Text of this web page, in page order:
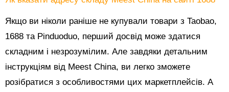
Якщо ви ніколи раніше не купували товари з Taobao,
1688 та Pinduoduo, перший досвід може здатися
складним і незрозумілим. Але завдяки детальним
інструкціям від Meest China, ви легко зможете
розібратися з особливостями цих маркетплейсів. А